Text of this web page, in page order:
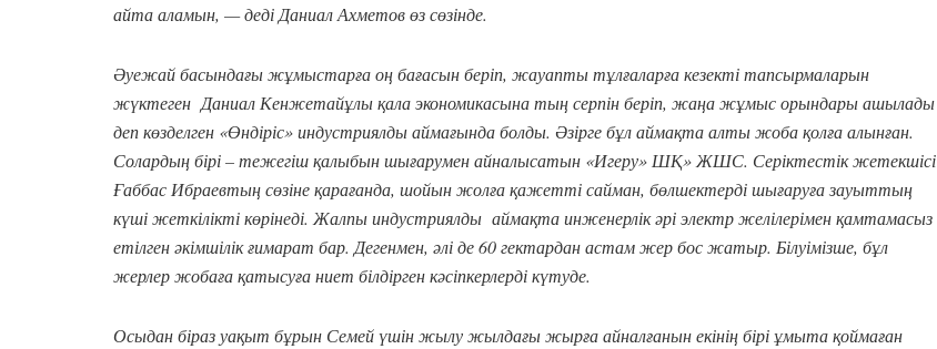
айта аламын, — деді Даниал Ахметов өз сөзінде.
Әуежай басындағы жұмыстарға оң бағасын беріп, жауапты тұлғаларға кезекті тапсырмаларын
жүктеген Даниал Кенжетайұлы қала экономикасына тың серпін беріп, жаңа жұмыс орындары ашылады
деп көзделген «Өндіріс» индустриялды аймағында болды. Әзірге бұл аймақта алты жоба қолға алынған.
Солардың бірі – тежегіш қалыбын шығарумен айналысатын «Игеру» ШҚ» ЖШС. Серіктестік жетекшісі
Ғаббас Ибраевтың сөзіне қарағанда, шойын жолға қажетті сайман, бөлшектерді шығаруға зауыттың
күші жеткілікті көрінеді. Жалпы индустриялды аймақта инженерлік әрі электр желілерімен қамтамасыз
етілген әкімшілік ғимарат бар. Дегенмен, әлі де 60 гектардан астам жер бос жатыр. Білуімізше, бұл
жерлер жобаға қатысуға ниет білдірген кәсіпкерлерді күтуде.
Осыдан біраз уақыт бұрын Семей үшін жылу жылдағы жырға айналғанын екінің бірі ұмыта қоймаған